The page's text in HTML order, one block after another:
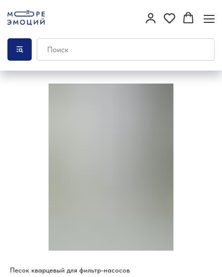
Песок кварцевый для фильтр-насосов